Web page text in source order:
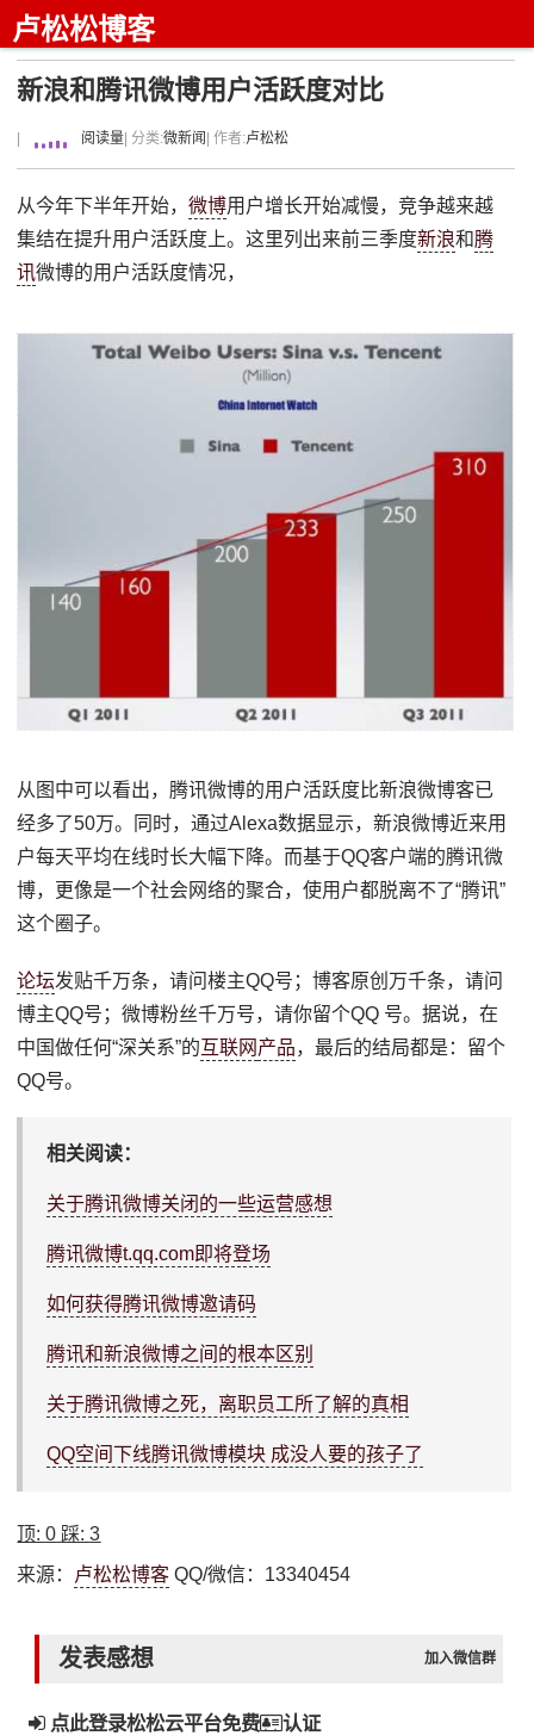
卢松松博客
新浪和腾讯微博用户活跃度对比
阅读量 | 分类:微新闻 | 作者:卢松松
从今年下半年开始，微博用户增长开始减慢，竞争越来越
集结在提升用户活跃度上。这里列出来前三季度新浪和腾
讯微博的用户活跃度情况，
从图中可以看出，腾讯微博的用户活跃度比新浪微博客已
经多了50万。同时，通过Alexa数据显示，新浪微博近来用
户每天平均在线时长大幅下降。而基于QQ客户端的腾讯微
博，更像是一个社会网络的聚合，使用户都脱离不了“腾讯”
这个圈子。
论坛发贴千万条，请问楼主QQ号；博客原创万千条，请问
博主QQ号；微博粉丝千万号，请你留个QQ 号。据说，在
中国做任何“深关系”的互联网 产品，最后的结局都是：留个
QQ号。
相关阅读：
关于腾讯微博关闭的一些运营感想
腾讯微博t.qq.com即将登场
如何获得腾讯微博邀请码
腾讯和新浪微博之间的根本区别
关于腾讯微博之死，离职员工所了解的真相
QQ空间下线腾讯微博模块 成没人要的孩子了
顶:0 踩:3
来源： 卢松松博客 QQ/微信：13340454
发表感想 加入微信群
点此登录松松云平台免费 认证